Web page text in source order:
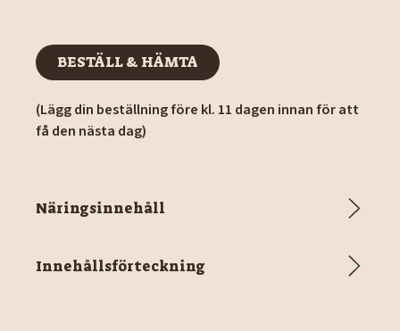
BESTÄLL & HÄMTA
BESTÄLL & HÄMTA
(Lägg din beställning före kl. 11 dagen innan för att
få den nästa dag)
Näringsinnehåll
Innehållsförteckning